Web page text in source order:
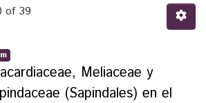
of 39
Meliaceae y
(Sapindales) en el